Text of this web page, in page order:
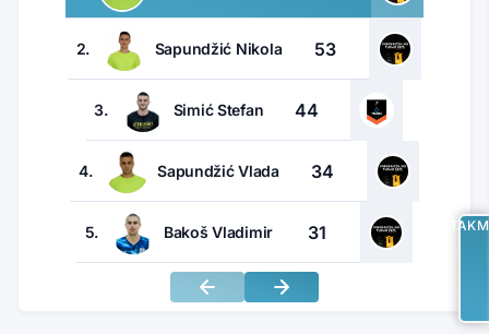
2. Sapundžić Nikola 53
3. Simić Stefan 44
4. Sapundžić Vlada 34
5. Bakoš Vladimir 31